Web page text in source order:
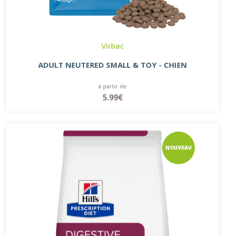
Virbac
ADULT NEUTERED SMALL & TOY - CHIEN
à partir de
5.99€
NOUVEAU